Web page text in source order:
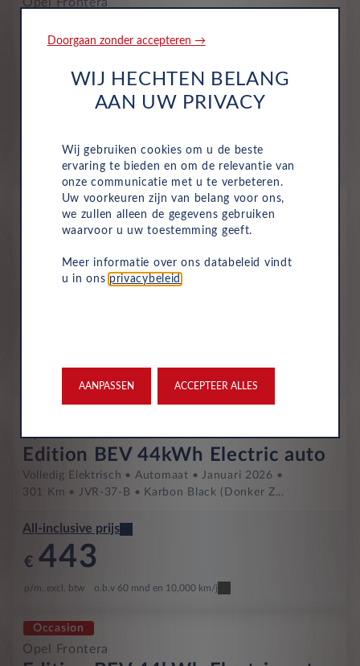
Volledig Elektrisch Automaat
Augustus 2025
All-inclusive prijs
p/m. excl. btw o.b.v 60 mnd en 10,000 km/j
Occasion
Opel Frontera
Edition BEV 44kWh Electric auto
Volledig Elektrisch Automaat
Januari 2026
1,200 Km
JVK-86-J Kristall Silver
Edition BEV 44kWh Electric auto
Volledig Elektrisch Automaat
Januari 2026
301 Km
JVR-37-B Karbon Black (donker Z...
All-inclusive prijs
€ 443
p/m. excl. btw o.b.v 60 mnd en 10,000 km/j
Occasion
Opel Frontera
Doorgaan zonder accepteren →
WIJ HECHTEN BELANG
AAN UW PRIVACY
Wij gebruiken cookies om u de beste
ervaring te bieden en om de relevantie van
onze communicatie met u te verbeteren.
Uw voorkeuren zijn van belang voor ons,
we zullen alleen de gegevens gebruiken
waarvoor u uw toestemming geeft.
Meer informatie over ons databeleid vindt
u in ons privacybeleid
AANPASSEN ACCEPTEER ALLES